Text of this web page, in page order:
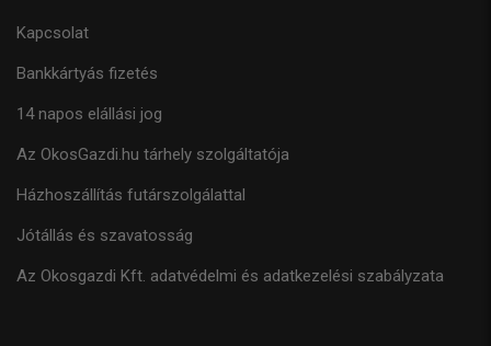
Kapcsolat
Bankkártyás fizetés
14 napos elállási jog
Az OkosGazdi.hu tárhely szolgáltatója
Házhoszállítás futárszolgálattal
Jótállás és szavatosság
Az Okosgazdi Kft. adatvédelmi és adatkezelési szabályzata